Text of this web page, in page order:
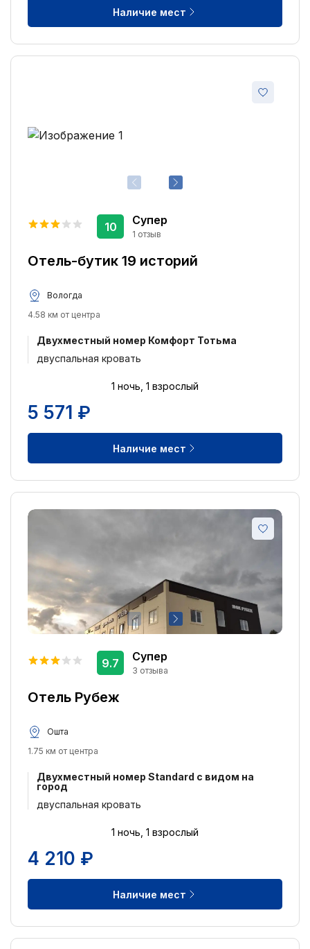
Наличие мест
Отель-бутик 19 историй
Супер
1 отзыв
10
Вологда
4.58 км от центра
Двухместный номер Комфорт Тотьма
двуспальная кровать
1 ночь, 1 взрослый
5 571 ₽
Наличие мест
Отель Рубеж
Супер
3 отзыва
9.7
Ошта
1.75 км от центра
Двухместный номер Standard с видом на
город
двуспальная кровать
1 ночь, 1 взрослый
4 210 ₽
Наличие мест